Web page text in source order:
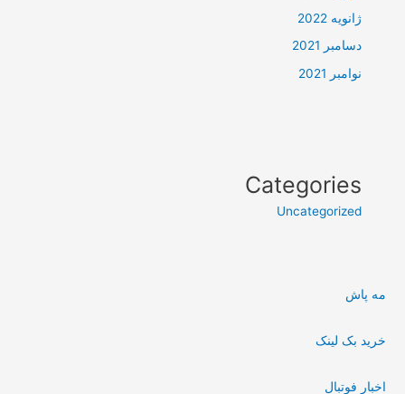
ژانویه 2022
دسامبر 2021
نوامبر 2021
Categories
Uncategorized
مه پاش
خرید بک لینک
اخبار فوتبال